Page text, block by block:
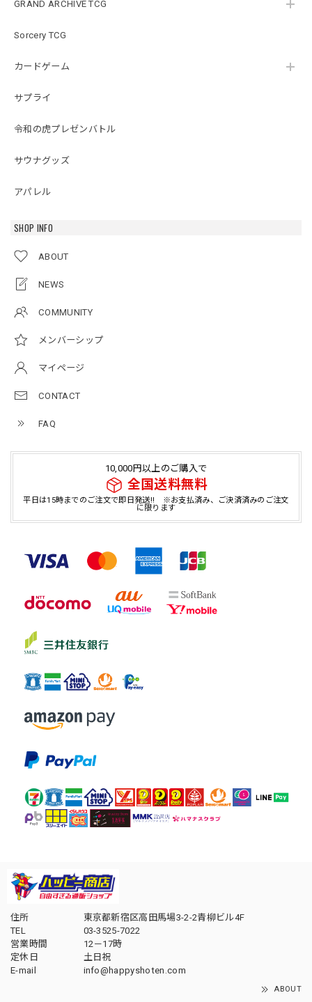
GRAND ARCHIVE TCG
Sorcery TCG
カードゲーム
サプライ
令和の虎プレゼンバトル
サウナグッズ
アパレル
SHOP INFO
ABOUT
NEWS
COMMUNITY
メンバーシップ
マイページ
CONTACT
FAQ
10,000円以上のご購入で
全国送料無料
平日は15時までのご注文で即日発送!! ※お支払済み、ご決済済みのご注文
に限ります
住所
東京都新宿区高田馬場3-2-2青柳ビル4F
TEL
03-3525-7022
営業時間
12－17時
定休日
土日祝
E-mail
info@happyshoten.com
ABOUT